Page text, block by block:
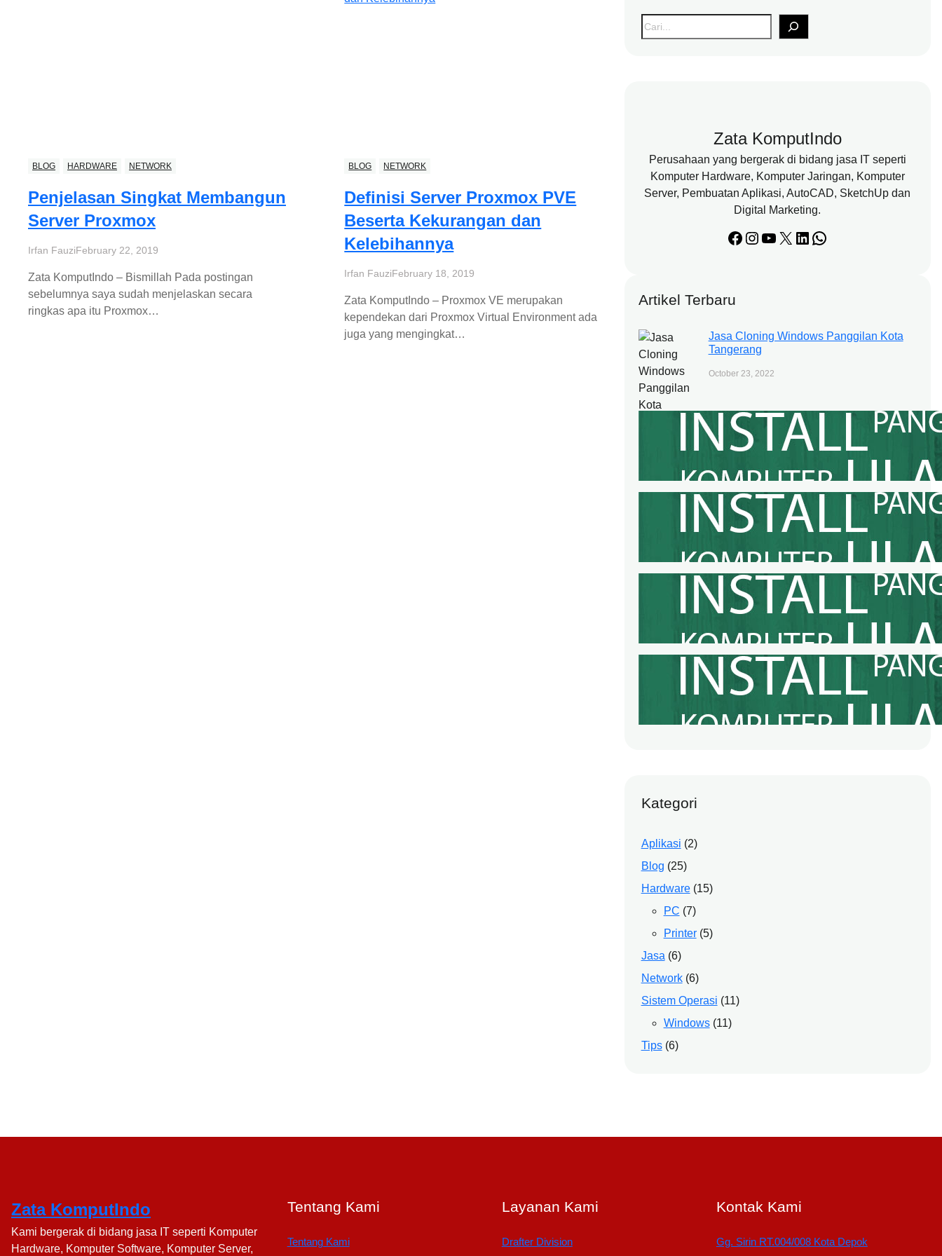
BLOG HARDWARE NETWORK
Penjelasan Singkat Membangun
Server Proxmox
Irfan FauziFebruary 22, 2019
Zata KomputIndo – Bismillah Pada postingan
sebelumnya saya sudah menjelaskan secara
ringkas apa itu Proxmox…
BLOG NETWORK
Definisi Server Proxmox PVE
Beserta Kekurangan dan
Kelebihannya
Irfan FauziFebruary 18, 2019
Zata KomputIndo – Proxmox VE merupakan
kependekan dari Proxmox Virtual Environment ada
juga yang mengingkat…
S
e
Zata KomputIndo
Perusahaan yang bergerak di bidang jasa IT seperti
Komputer Hardware, Komputer Jaringan, Komputer
Server, Pembuatan Aplikasi, AutoCAD, SketchUp dan
Digital Marketing.
Facebook Instagram YouTube X LinkedIn WhatsApp
Artikel Terbaru
Jasa Cloning Windows Panggilan Kota
Tangerang
October 23, 2022
Jasa Cloning Windows Panggilan Kota
Tangerang Selatan
Jasa Cloning Windows Panggilan
Kabupaten Bogor
Jasa Cloning Windows Panggilan Kota
Bogor
Jasa Cloning Windows Panggilan
Kabupaten Bekasi
Kategori
Aplikasi (2)
Blog (25)
Hardware(15)
PC (7)
Printer(5)
Jasa (6)
Network(6)
Sistem Operasi (11)
Windows(11)
Tips(6)
Zata KomputIndo
Kami bergerak di bidang jasa IT seperti Komputer
Hardware, Komputer Software, Komputer Server,
Tentang Kami
Tentang Kami
Layanan Kami
Drafter Division
Kontak Kami
Gg. Sirin RT.004/008 Kota Depok